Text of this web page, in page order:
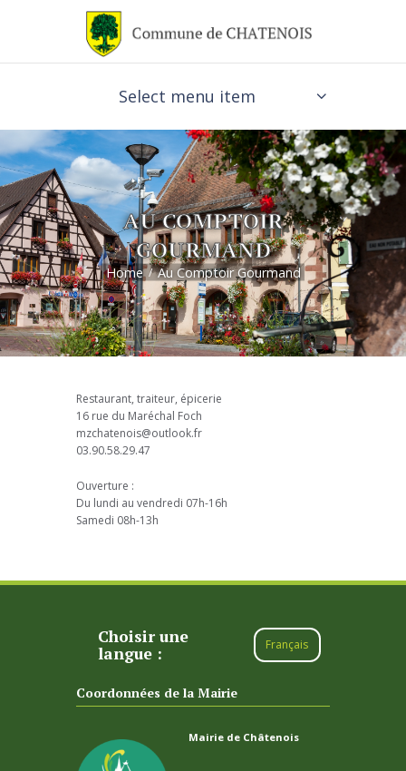
Select menu item
AU COMPTOIR
GOURMAND
Home Au Comptoir Gourmand
Restaurant, traiteur, épicerie
16 rue du Maréchal Foch
mzchatenois@outlook.fr
03.90.58.29.47
Ouverture :
Du lundi au vendredi 07h-16h
Samedi 08h-13h
Choisir une
langue :
Français
Coordonnées de la Mairie
Mairie de Châtenois